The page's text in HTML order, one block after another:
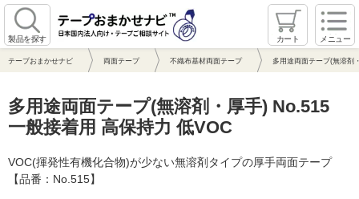
製品を探す カート メニュー
テープおまかせナビ 両面テープ 不織布基材両面テープ 多用途両面テープ(無溶剤
多用途両面テープ(無溶剤・厚手) No.515
一般接着用 高保持力 低VOC
VOC(揮発性有機化合物)が少ない無溶剤タイプの厚手両面テープ
【品番：No.515】